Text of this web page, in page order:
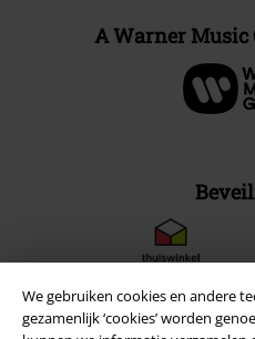
We gebruiken cookies en andere
gezamenlijk ‘cookies’ worden
A Warner Music